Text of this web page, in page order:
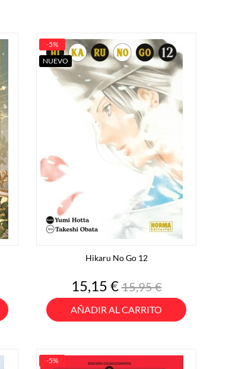
Hikaru No Go 12
Precio
15,15 €Precio
base
15,95 €
AÑADIR AL CARRITO
-5%
NUEVO
-5%